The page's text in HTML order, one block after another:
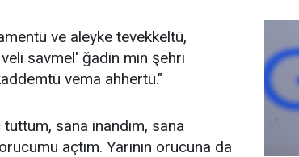
ve aleyke tevekkeltü,
savmel' ğadin min şehri
vema ahhertü."
tuttum, sana inandım, sana
açtım. Yarının orucuna da